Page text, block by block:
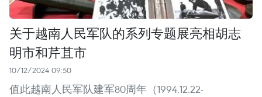
关于越南人民军队的系列专题展亮相胡志
明市和芹苴市
10/12/2024 09:50
值此越南人民军队建军80周年（1994.12.22-